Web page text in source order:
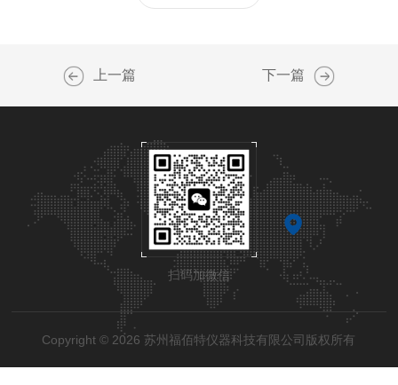
上一篇 下一篇
扫码加微信
Copyright © 2026 苏州福佰特仪器科技有限公司版权所有